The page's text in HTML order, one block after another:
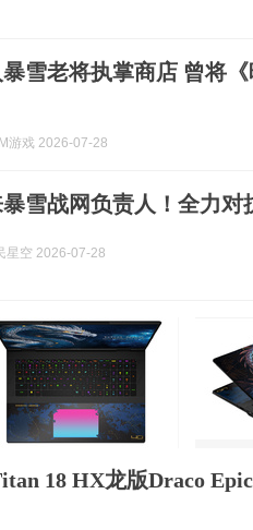
雪老将执掌商店 曾将
游戏 2026-07-28
雪战网负责人！全力对
星空 2026-07-28
18 HX龙版Draco